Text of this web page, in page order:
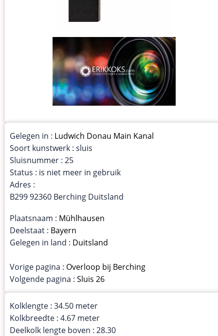
Gelegen in : Ludwich Donau Main Kanal
Soort kunstwerk : sluis
Sluisnummer : 25
Status : is niet meer in gebruik
Adres :
B299 92360 Berching Duitsland
Plaatsnaam : Mühlhausen
Deelstaat : Bayern
Gelegen in land : Duitsland
Vorige pagina : Overloop bij Berching
Volgende pagina : Sluis 26
Kolklengte : 34.50 meter
Kolkbreedte : 4.67 meter
Deelkolk lengte boven : 28.30